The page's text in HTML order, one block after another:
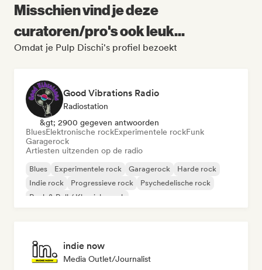
Misschien vind je deze
curatoren/pro's ook leuk...
Omdat je Pulp Dischi's profiel bezoekt
Good Vibrations Radio
Radiostation
&gt; 2900 gegeven antwoorden
BluesElektronische rockExperimentele rockFunk
Garagerock
Artiesten uitzenden op de radio
Blues Experimentele rock Garagerock
Harde rock
Indie rock
Progressieve rock
Psychedelische rock
Rock & Roll / Klassieke rock
indie now
Media Outlet/Journalist